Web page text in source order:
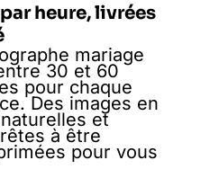
heure, livrées
mariage
30 et 60
pour chaque
Des images en
et
à être
pour vous